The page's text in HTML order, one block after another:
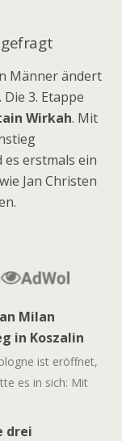
Männer ändert
3. Etappe
Wirkah. Mit
es erstmals ein
Jan Christen
Milan
in Koszalin
ist eröffnet,
es in sich: Mit
drei